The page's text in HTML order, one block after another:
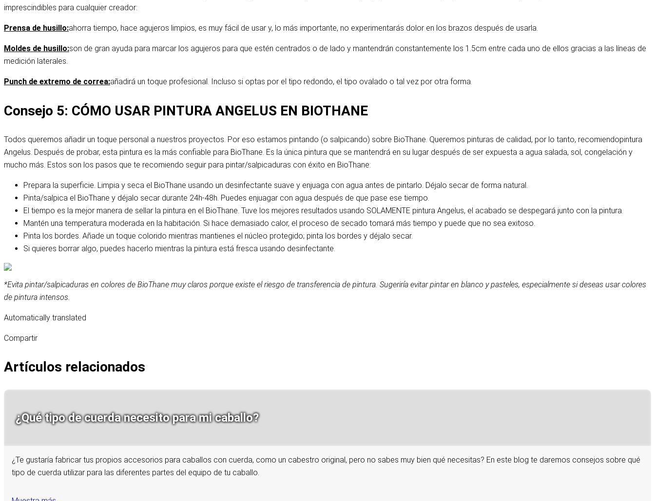
imprescindibles para cualquier creador:
Prensa de husillo:ahorra tiempo, hace agujeros limpios, es muy fácil de usar y, lo más importante, no experimentarás dolor en los brazos después de usarla.
Moldes de husillo:son de gran ayuda para marcar los agujeros para que estén centrados o de lado y mantendrán constantemente los 1.5cm entre cada uno de ellos gracias a las líneas de
medición laterales.
Punch de extremo de correa:añadirá un toque profesional. Incluso si optas por el tipo redondo, el tipo ovalado o tal vez por otra forma.
Consejo 5: CÓMO USAR PINTURA ANGELUS EN BIOTHANE
Todos queremos añadir un toque personal a nuestros proyectos. Por eso estamos pintando (o salpicando) sobre BioThane. Queremos pinturas de calidad, por lo tanto, recomiendopintura
Angelus. Después de probar, esta pintura es la más confiable para BioThane. Es la única pintura que se mantendrá en su lugar después de ser expuesta a agua salada, sol, congelación y
mucho más. Estos son los pasos que te recomiendo seguir para pintar/salpicaduras con éxito en BioThane:
Prepara la superficie. Limpia y seca el BioThane usando un desinfectante suave y enjuaga con agua antes de pintarlo. Déjalo secar de forma natural.
Pinta/salpica el BioThane y déjalo secar durante 24h-48h. Puedes enjuagar con agua después de que pase ese tiempo.
El tiempo es la mejor manera de sellar la pintura en el BioThane. Tuve los mejores resultados usando SOLAMENTE pintura Angelus, el acabado se despegará junto con la pintura.
Mantén una temperatura moderada en la habitación. Si hace demasiado calor, el proceso de secado tomará más tiempo y puede que no sea exitoso.
Pinta los bordes. Añade un toque colorido mientras mantienes el núcleo protegido; pinta los bordes y déjalo secar.
Si quieres borrar algo, puedes hacerlo mientras la pintura está fresca usando desinfectante.
*Evita pintar/salpicaduras en colores de BioThane muy claros porque existe el riesgo de transferencia de pintura. Sugeriría evitar pintar en blanco y pasteles, especialmente si deseas usar colores
de pintura intensos.
Automatically translated
Compartir
Artículos relacionados
¿Qué tipo de cuerda necesito para mi caballo?
¿Te gustaría fabricar tus propios accesorios para caballos con cuerda, como un cabestro original, pero no sabes muy bien qué necesitas? En este blog te daremos consejos sobre qué
tipo de cuerda utilizar para las diferentes partes del equipo de tu caballo.